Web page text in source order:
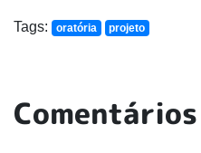
Tags: oratória projeto
Comentários